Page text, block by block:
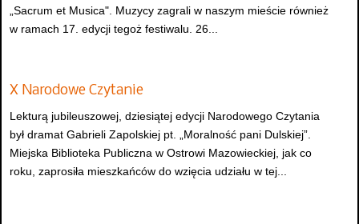
„Sacrum et Musica". Muzycy zagrali w naszym mieście również
w ramach 17. edycji tegoż festiwalu. 26...
X Narodowe Czytanie
Lekturą jubileuszowej, dziesiątej edycji Narodowego Czytania
był dramat Gabrieli Zapolskiej pt. „Moralność pani Dulskiej”.
Miejska Biblioteka Publiczna w Ostrowi Mazowieckiej, jak co
roku, zaprosiła mieszkańców do wzięcia udziału w tej...